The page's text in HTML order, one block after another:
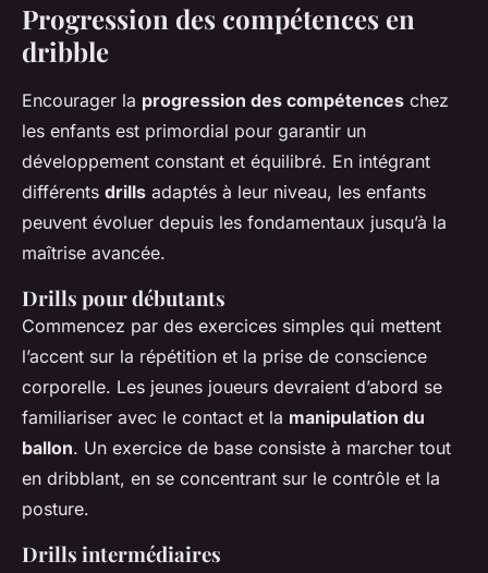
Progression des compétences en
dribble
Encourager la progression des compétences chez
les enfants est primordial pour garantir un
développement constant et équilibré. En intégrant
différents drills adaptés à leur niveau, les enfants
peuvent évoluer depuis les fondamentaux jusqu’à la
maîtrise avancée.
Drills pour débutants
Commencez par des exercices simples qui mettent
l’accent sur la répétition et la prise de conscience
corporelle. Les jeunes joueurs devraient d’abord se
familiariser avec le contact et la manipulation du
ballon. Un exercice de base consiste à marcher tout
en dribblant, en se concentrant sur le contrôle et la
posture.
Drills intermédiaires